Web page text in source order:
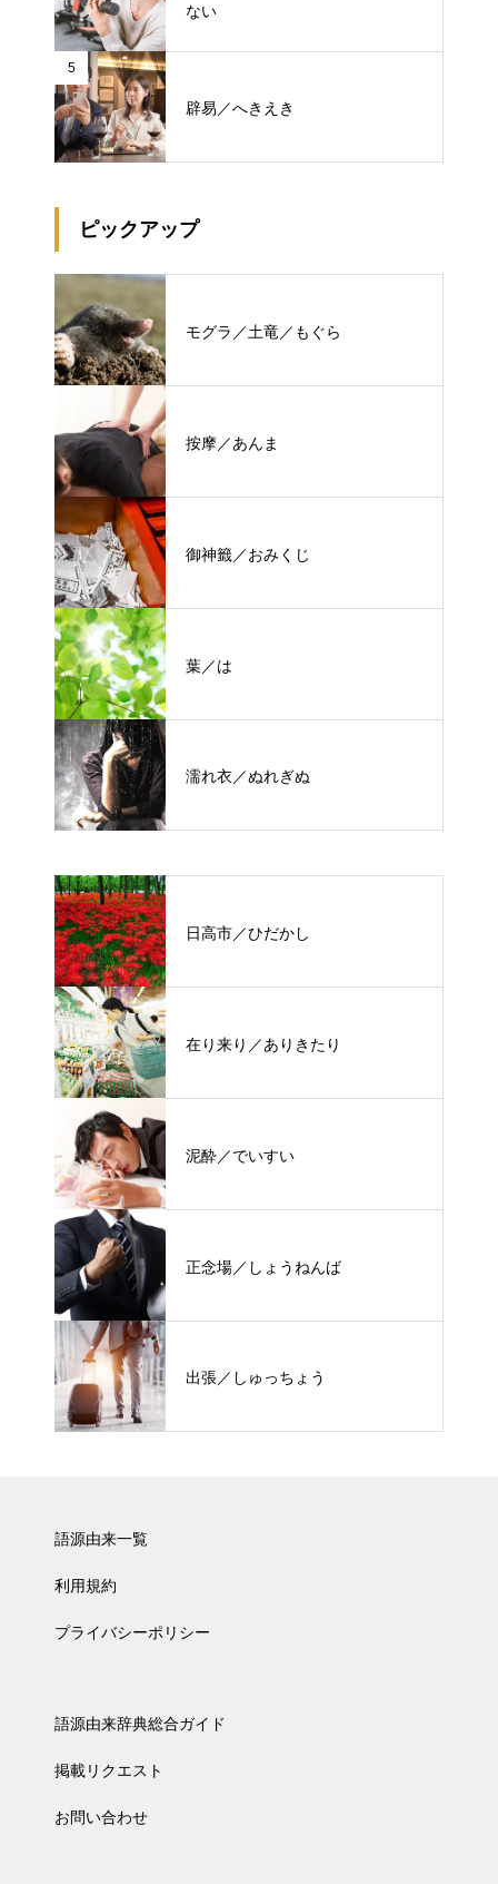
ない
5
辟易／へきえき
ピックアップ
モグラ／土竜／もぐら
按摩／あんま
御神籤／おみくじ
葉／は
濡れ衣／ぬれぎぬ
日高市／ひだかし
在り来り／ありきたり
泥酔／でいすい
正念場／しょうねんば
出張／しゅっちょう
語源由来一覧
利用規約
プライバシーポリシー
語源由来辞典総合ガイド
掲載リクエスト
お問い合わせ